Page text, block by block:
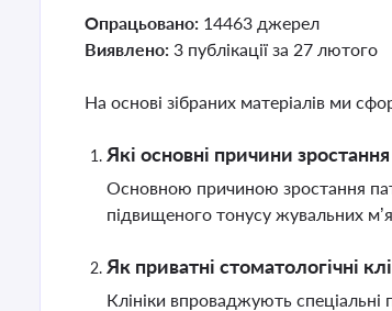
Опрацьовано: 14463 джерел
Виявлено: 3 публікації за 27 лютого
На основі зібраних матеріалів ми
Які основні причини зростання
Основною причиною зростання
підвищеного тонусу жувальних
Як приватні стоматологічні
Клініки впроваджують спеціальні